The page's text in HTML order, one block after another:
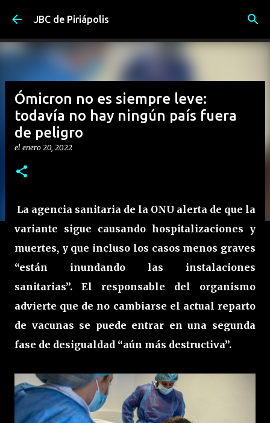
Ir al contenido principal
JBC de Piriápolis
Ómicron no es siempre leve:
todavía no hay ningún país fuera
de peligro
el enero 20, 2022
La agencia sanitaria de la ONU alerta de que la
variante sigue causando hospitalizaciones y
muertes, y que incluso los casos menos graves
“están inundando las instalaciones
sanitarias”. El responsable del organismo
advierte que de no cambiarse el actual reparto
de vacunas se puede entrar en una segunda
fase de desigualdad “aún más destructiva”.